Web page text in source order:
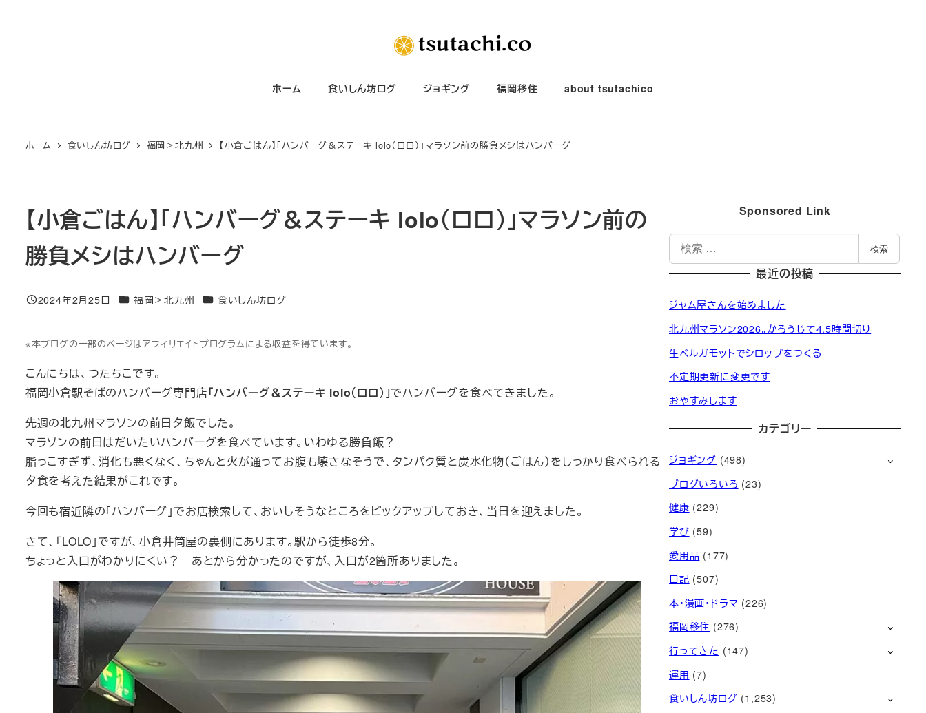
ホーム 食いしん坊ログ ジョギング 福岡移住 about tsutachico
ホーム 食いしん坊ログ 福岡＞北九州 【小倉ごはん】「ハンバーグ＆ステーキ lolo（ロロ）」マラソン前の勝負メシはハンバーグ
【小倉ごはん】「ハンバーグ＆ステーキ lolo（ロロ）」マラソン前の
勝負メシはハンバーグ
投稿日
2024年2月25日 カテゴリー
福岡＞北九州 カテゴリー
食いしん坊ログ
※本ブログの一部のページはアフィリエイトプログラムによる収益を得ています。
こんにちは、つたちこです。
福岡小倉駅そばのハンバーグ専門店「ハンバーグ＆ステーキ lolo（ロロ）」でハンバーグを食べてきました。
先週の北九州マラソンの前日夕飯でした。
マラソンの前日はだいたいハンバーグを食べています。いわゆる勝負飯？
脂っこすぎず、消化も悪くなく、ちゃんと火が通ってお腹も壊さなそうで、タンパク質と炭水化物（ごはん）をしっかり食べられる
夕食を考えた結果がこれです。
今回も宿近隣の「ハンバーグ」でお店検索して、おいしそうなところをピックアップしておき、当日を迎えました。
さて、「LOLO」ですが、小倉井筒屋の裏側にあります。駅から徒歩8分。
ちょっと入口がわかりにくい？ あとから分かったのですが、入口が2箇所ありました。
Sponsored Link
索
検索
最近の投稿
ジャム屋さんを始めました
北九州マラソン2026。かろうじて4.5時間切り
生ベルガモットでシロップをつくる
不定期更新に変更です
おやすみします
カテゴリー
ジョギング (498)
ブログいろいろ (23)
健康 (229)
学び (59)
愛用品 (177)
日記 (507)
本・漫画・ドラマ (226)
福岡移住 (276)
行ってきた (147)
運用 (7)
食いしん坊ログ (1,253)